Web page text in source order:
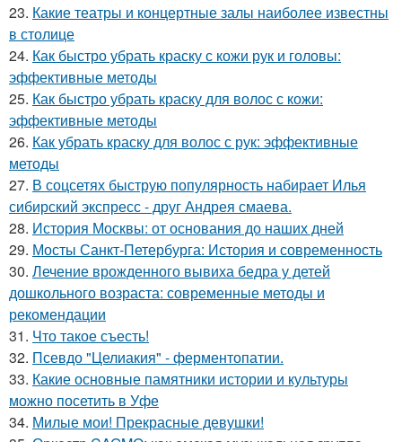
23. Какие театры и концертные залы наиболее известны
в столице
24. Как быстро убрать краску с кожи рук и головы:
эффективные методы
25. Как быстро убрать краску для волос с кожи:
эффективные методы
26. Как убрать краску для волос с рук: эффективные
методы
27. В соцсетях быструю популярность набирает Илья
сибирский экспресс - друг Андрея смаева.
28. История Москвы: от основания до наших дней
29. Мосты Санкт-Петербурга: История и современность
30. Лечение врожденного вывиха бедра у детей
дошкольного возраста: современные методы и
рекомендации
31. Что такое съесть!
32. Псевдо "Целиакия" - ферментопатии.
33. Какие основные памятники истории и культуры
можно посетить в Уфе
34. Милые мои! Прекрасные девушки!